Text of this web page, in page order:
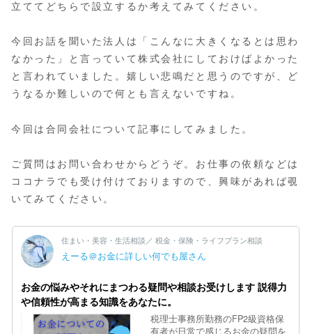
立ててどちらで設立するか考えてみてください。
今回お話を聞いた法人は「こんなに大きくなるとは思わ
なかった」と言っていて株式会社にしておけばよかった
と言われていました。嬉しい悲鳴だと思うのですが、ど
うなるか難しいので何とも言えないですね。
今回は合同会社について記事にしてみました。
ご質問はお問い合わせからどうぞ。お仕事の依頼などは
ココナラでも受け付けておりますので、興味があれば覗
いてみてください。